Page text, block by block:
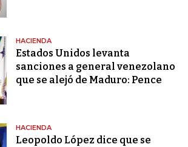
HACIENDA
Estados Unidos levanta
sanciones a general venezolano
que se alejó de Maduro: Pence
HACIENDA
Leopoldo López dice que se